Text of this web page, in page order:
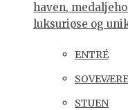
haven,
luksuriøse og
ENTRÉ
STUEN